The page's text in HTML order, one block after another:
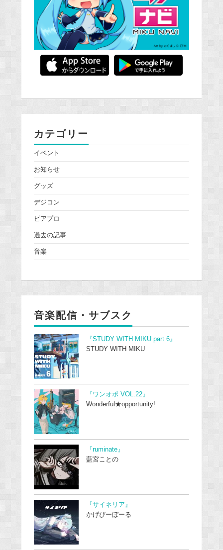
カテゴリー
イベント
お知らせ
グッズ
デジコン
ピアプロ
過去の記事
音楽
音楽配信・サブスク
『STUDY WITH MIKU part 6』
STUDY WITH MIKU
『ワンオポ VOL.22』
Wonderful★opportunity!
『ruminate』
藍宮ことの
『サイネリア』
かげぴーぼーる